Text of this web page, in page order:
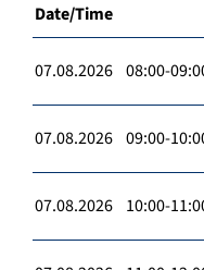
Date/Time
07.08.2026 08:00-
07.08.2026 09:00-
07.08.2026 10:00-